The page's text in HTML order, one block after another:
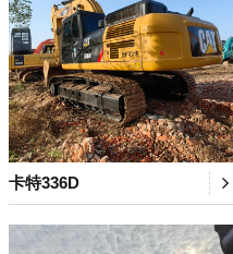
卡特336D